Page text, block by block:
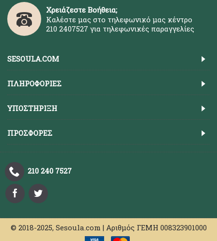
Χρειάζεστε Βοήθεια;
Καλέστε μας στο τηλεφωνικό μας κέντρο
210 2407527 για τηλεφωνικές παραγγελίες
SESOULA.COM
ΠΛΗΡΟΦΟΡΊΕΣ
ΥΠΟΣΤΉΡΙΞΗ
ΠΡΟΣΦΟΡΈΣ
210 240 7527
© 2018-2025, Sesoula.com | Αριθμός ΓΕΜΗ 008323901000